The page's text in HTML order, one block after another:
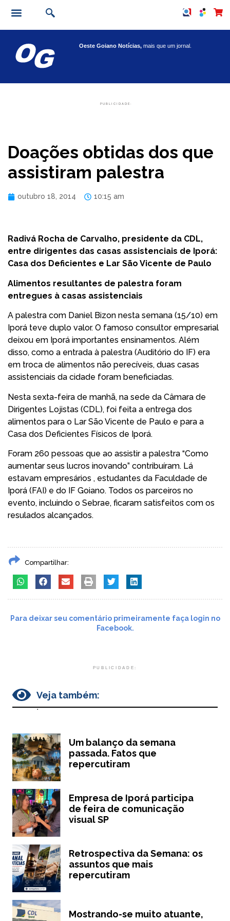
Oeste Goiano Notícias,mais que um jornal.
PUBLICIDADE:
Doações obtidas dos que
assistiram palestra
outubro 18, 2014 10:15 am
Radivá Rocha de Carvalho, presidente da CDL,
entre dirigentes das casas assistenciais de Iporá:
Casa dos Deficientes e Lar São Vicente de Paulo
Alimentos resultantes de palestra foram
entregues à casas assistenciais
A palestra com Daniel Bizon nesta semana (15/10) em
Iporá teve duplo valor. O famoso consultor empresarial
deixou em Iporá importantes ensinamentos. Além
disso, como a entrada à palestra (Auditório do IF) era
em troca de alimentos não perecíveis, duas casas
assistenciais da cidade foram beneficiadas.
Nesta sexta-feira de manhã, na sede da Câmara de
Dirigentes Lojistas (CDL), foi feita a entrega dos
alimentos para o Lar São Vicente de Paulo e para a
Casa dos Deficientes Físicos de Iporá.
Foram 260 pessoas que ao assistir a palestra “Como
aumentar seus lucros inovando” contribuíram. Lá
estavam empresários , estudantes da Faculdade de
Iporá (FAI) e do IF Goiano. Todos os parceiros no
evento, incluindo o Sebrae, ficaram satisfeitos com os
resulados alcançados.
Compartilhar:
Para deixar seu comentário primeiramente faça login no
Facebook.
PUBLICIDADE:
Veja também:
.
Um balanço da semana
passada. Fatos que
repercutiram
Empresa de Iporá participa
de feira de comunicação
visual SP
Retrospectiva da Semana: os
assuntos que mais
repercutiram
Mostrando-se muito atuante,